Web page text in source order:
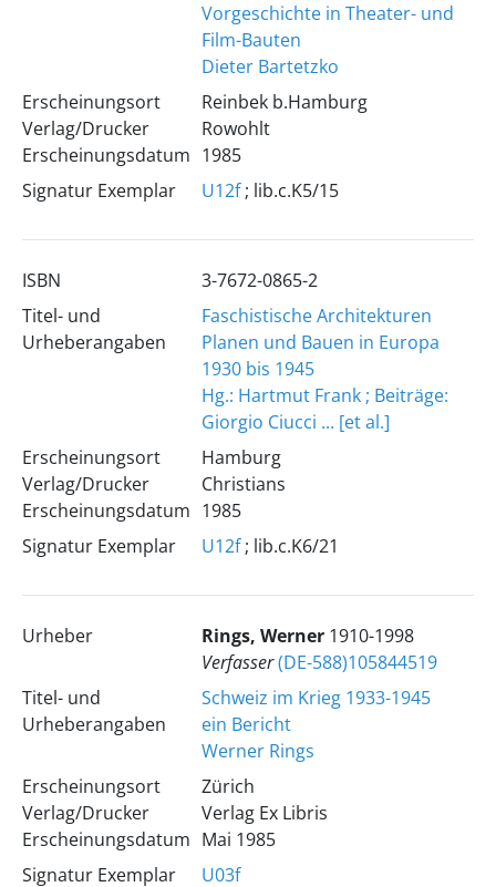
Vorgeschichte in Theater- und
Film-Bauten
Dieter Bartetzko
Erscheinungsort
Verlag/Drucker
Erscheinungsdatum
Reinbek b.Hamburg
Rowohlt
1985
Signatur Exemplar
U12f; lib.c.K5/15
ISBN
3-7672-0865-2
Titel- und
Urheberangaben
Faschistische Architekturen
Planen und Bauen in Europa
1930 bis 1945
Hg.: Hartmut Frank ; Beiträge:
Giorgio Ciucci ... [et al.]
Erscheinungsort
Verlag/Drucker
Erscheinungsdatum
Hamburg
Christians
1985
Signatur Exemplar
U12f; lib.c.K6/21
Urheber Rings, Werner 1910-1998
Verfasser(DE-588)105844519
Titel- und
Urheberangaben
Schweiz im Krieg 1933-1945
ein Bericht
Werner Rings
Erscheinungsort
Verlag/Drucker
Erscheinungsdatum
Zürich
Verlag Ex Libris
Mai 1985
Signatur Exemplar
U03f